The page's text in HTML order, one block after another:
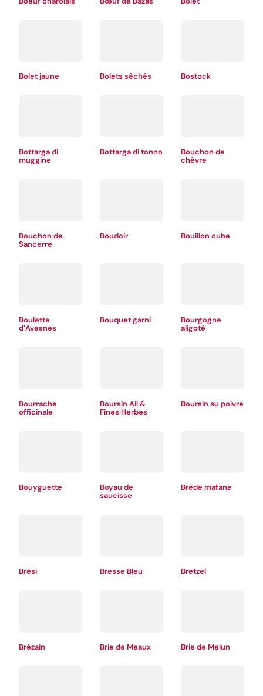
Bolet jaune Bolets sèchés Bostock
Bottarga di
muggine
Bottarga di tonno
Bouchon de
chèvre
Bouchon de
Sancerre
Boudoir Bouillon cube
Boulette
d’Avesnes
Bouquet garni
Bourgogne
aligoté
Bourrache
officinale
Boursin Ail &
Fines Herbes
Boursin au poivre
Bouyguette
Boyau de
saucisse
Brède mafane
Brési Bresse Bleu Bretzel
Brézain Brie de Meaux Brie de Melun